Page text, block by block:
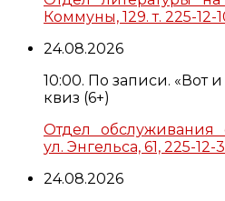
Коммуны, 129. т. 225-12-
24.08.2026
10:00. По записи. «Вот
квиз (6+)
Отдел обслуживания
ул. Энгельса, 61, 225-12-
24.08.2026